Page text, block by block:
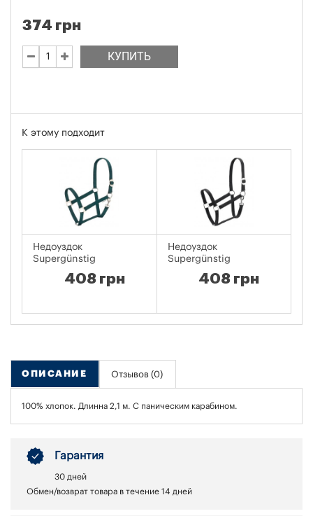
КУПИТЬ
374 грн
К этому подходит
Недоуздок
Supergünstig
408 грн
Недоуздок
Supergünstig
408 грн
ОПИСАНИЕ Отзывов (0)
100% хлопок. Длинна 2,1 м. С паническим карабином.
Гарантия
30 дней
Обмен/возврат товара в течение 14 дней